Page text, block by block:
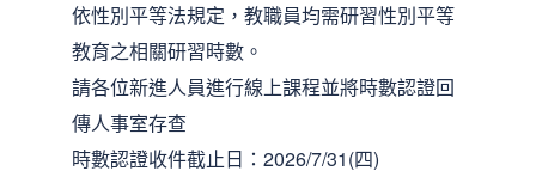
依性別平等法規定，教職員均需研習性別平等
教育之相關研習時數。
請各位新進人員進行線上課程並將時數認證回
傳人事室存查
時數認證收件截止日：2026/7/31(四)